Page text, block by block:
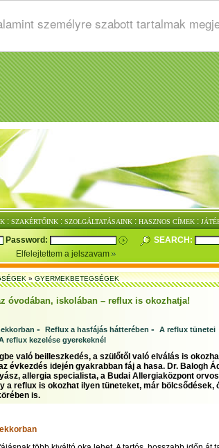
személyre szabott tartalmak
: SZAKÉRTŐINK : SZOLGÁLTATÁSAINK : HASZNOS CÍMEK :
Password:
SEARCH:
Elfelejtettem a jelszavam
»GYERMEKBETEGSÉGEK
óvodában, iskolában – reflux is okozhatja!
- Reflux a hasfájás hátterében - A reflux tünetei
reflux kezelése gyerekeknél
való beilleszkedés, a szülőtől való elválás is
évkezdés idején gyakrabban fáj a hasa. Dr. Balogh
allergia specialista, a Budai Allergiaközpont
a reflux is okozhat ilyen tüneteket, már bölcsődések,
is.